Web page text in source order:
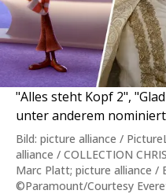
"Alles steht Kopf 2",
unter anderem
Bild: picture alliance /
alliance / COLLECTION
Marc Platt; picture alliance /
©Paramount/Courtesy